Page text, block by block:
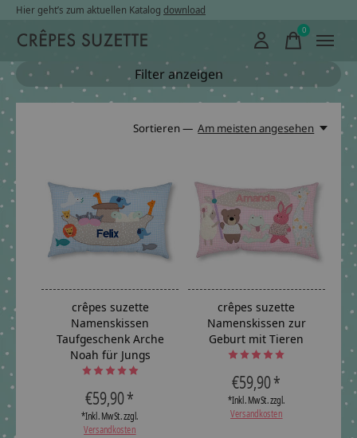
Hier geht’s zum aktuellen Katalog download
0items
Filter anzeigen
Sortieren — Am meisten angesehen
crêpes suzette
Namenskissen
Taufgeschenk Arche
Noah für Jungs
The rating of this product is
out of 5
€59,90 *
*Inkl. MwSt. zzgl.
Versandkosten
crêpes suzette
Namenskissen zur
Geburt mit Tieren
The rating of this product is
5
€59,90 *
*Inkl. MwSt. zzgl.
Versandkosten